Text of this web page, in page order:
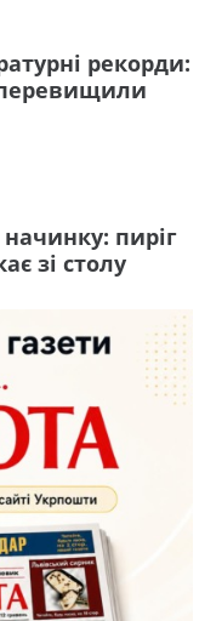
рекорди:
пиріг
зі столу